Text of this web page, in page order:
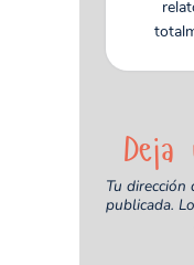
Deja
Tu
publicada.